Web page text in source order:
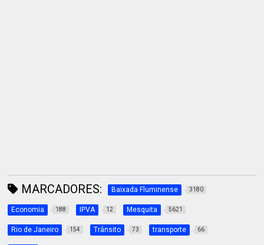
MARCADORES: Baixada Fluminense 3180
Economia 188 IPVA 12 Mesquita 5621
Rio de Janeiro 154 Trânsito 73 transporte 66